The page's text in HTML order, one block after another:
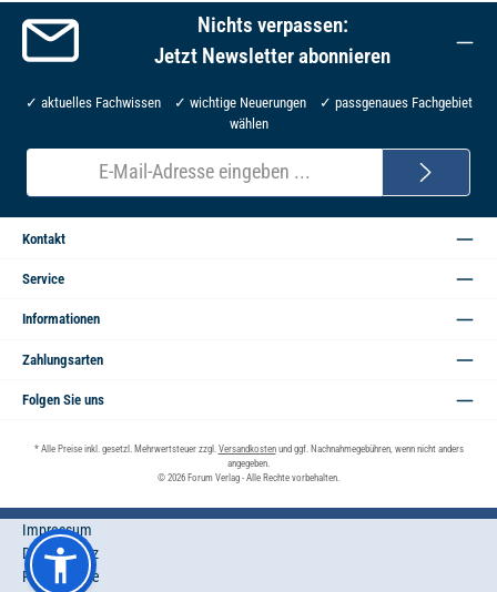
Nichts verpassen:
Jetzt Newsletter abonnieren
✓ aktuelles Fachwissen ✓ wichtige Neuerungen ✓ passgenaues Fachgebiet
wählen
E-
Mail-
Adresse*
Kontakt
Service
Informationen
Zahlungsarten
Folgen Sie uns
* Alle Preise inkl. gesetzl. Mehrwertsteuer zzgl. Versandkostenund ggf. Nachnahmegebühren, wenn nicht anders
angegeben.
© 2026 Forum Verlag - Alle Rechte vorbehalten.
Impressum
Datenschutz
Privatsphäre